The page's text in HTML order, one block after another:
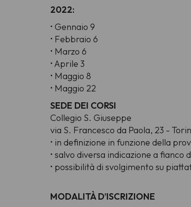
2022:
• Gennaio 9
• Febbraio 6
• Marzo 6
• Aprile 3
• Maggio 8
• Maggio 22
SEDE DEI CORSI
Collegio S. Giuseppe
via S. Francesco da Paola, 23 -
• in definizione in funzione della
• salvo diversa indicazione a fianco
• possibilità di svolgimento su
MODALITÀ D’ISCRIZIONE